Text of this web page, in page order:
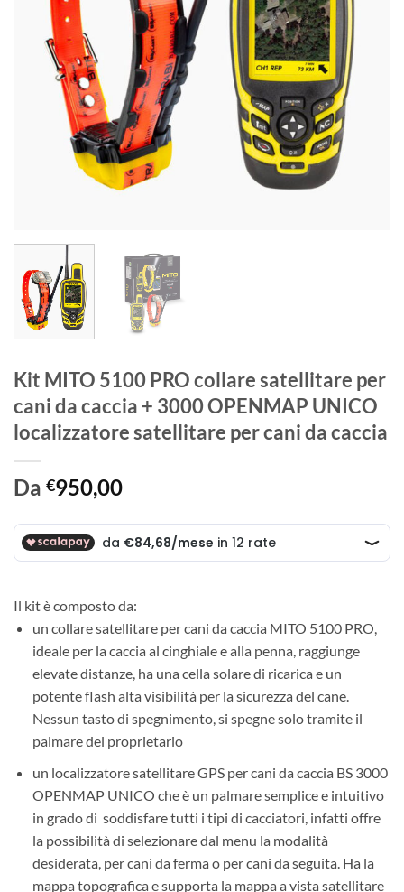
Kit MITO 5100 PRO collare satellitare per
cani da caccia + 3000 OPENMAP UNICO
localizzatore satellitare per cani da caccia
Da €950,00
Il kit è composto da:
un collare satellitare per cani da caccia MITO 5100 PRO,
ideale per la caccia al cinghiale e alla penna, raggiunge
elevate distanze, ha una cella solare di ricarica e un
potente flash alta visibilità per la sicurezza del cane.
Nessun tasto di spegnimento, si spegne solo tramite il
palmare del proprietario
un localizzatore satellitare GPS per cani da caccia BS 3000
OPENMAP UNICO che è un palmare semplice e intuitivo
in grado di soddisfare tutti i tipi di cacciatori, infatti offre
la possibilità di selezionare dal menu la modalità
desiderata, per cani da ferma o per cani da seguita. Ha la
mappa topografica e supporta la mappa a vista satellitare